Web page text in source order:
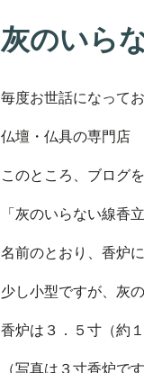
灰のいら
毎度お世話になってお
仏壇・仏具の専門店
このところ、ブログ
「灰のいらない線香立
名前のとおり、香炉
少し小型ですが、灰
香炉は３．５寸（約
（写真は３寸香炉で